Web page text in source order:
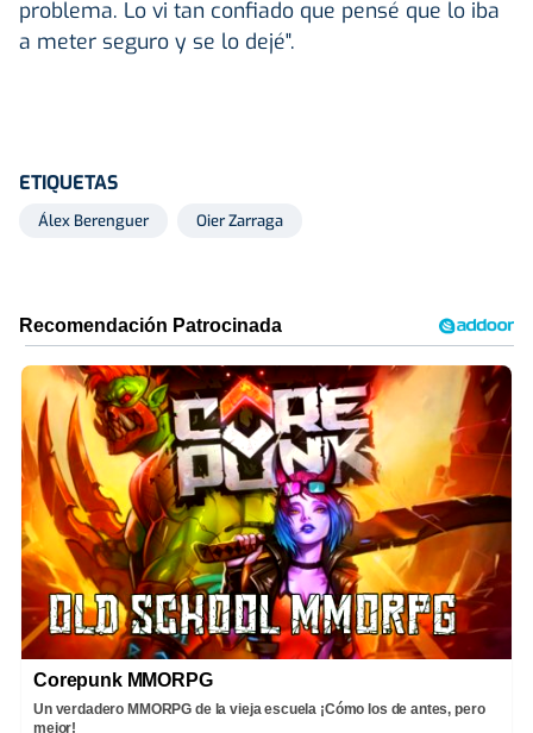
problema. Lo vi tan confiado que pensé que lo iba
a meter seguro y se lo dejé".
ETIQUETAS
Álex Berenguer Oier Zarraga
Corepunk MMORPG
Un verdadero MMORPG de la vieja escuela ¡Cómo los de antes, pero
mejor!